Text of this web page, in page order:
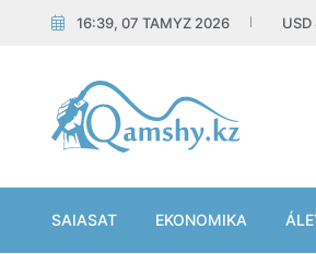
16:39, 07 TAMYZ 2026 USD
SAIASAT EKONOMIKA